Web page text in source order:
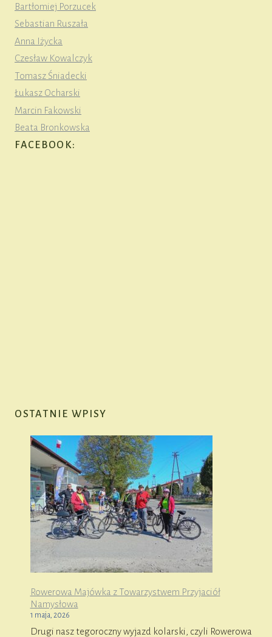
Bartłomiej Porzucek
Sebastian Ruszała
Anna Iżycka
Czesław Kowalczyk
Tomasz Śniadecki
Łukasz Ocharski
Marcin Fakowski
Beata Bronkowska
FACEBOOK:
OSTATNIE WPISY
Rowerowa Majówka z Towarzystwem Przyjaciół
Namysłowa
1 maja, 2026
Drugi nasz tegoroczny wyjazd kolarski, czyli Rowerowa